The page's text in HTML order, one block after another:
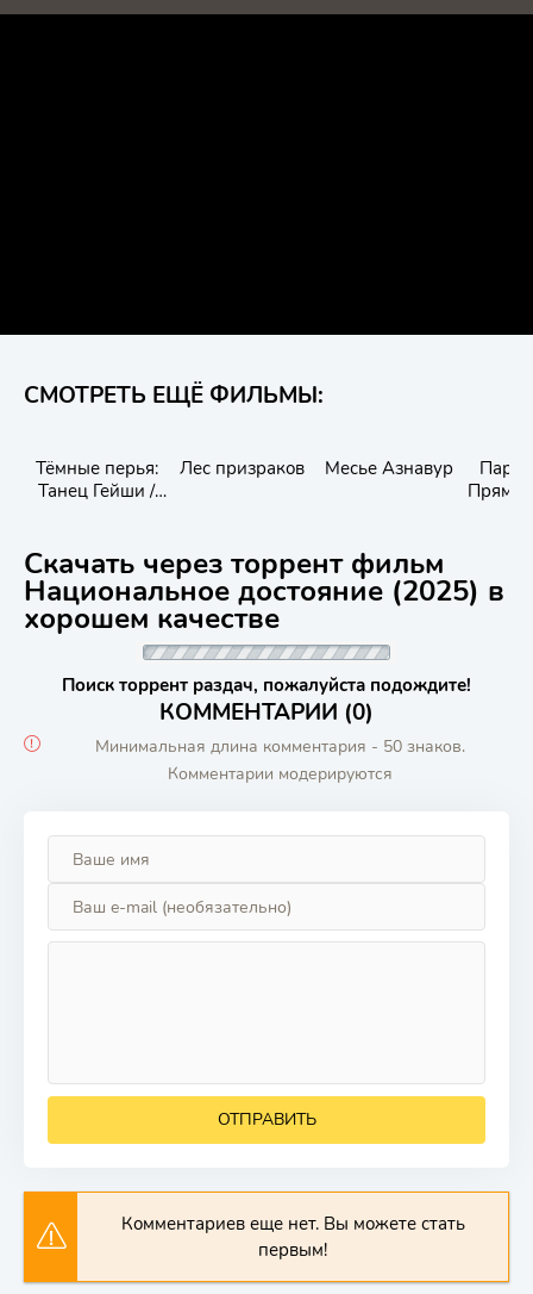
СМОТРЕТЬ ЕЩЁ ФИЛЬМЫ:
Тёмные перья:
Танец Гейши /
Geisha
Лес призраков Месье Азнавур
Парни
Прямо
Скачать через торрент фильм
Национальное достояние (2025) в
хорошем качестве
Поиск торрент раздач, пожалуйста подождите!
КОММЕНТАРИИ (0)
Минимальная длина комментария - 50 знаков.
Комментарии модерируются
ОТПРАВИТЬ
Комментариев еще нет. Вы можете стать
первым!